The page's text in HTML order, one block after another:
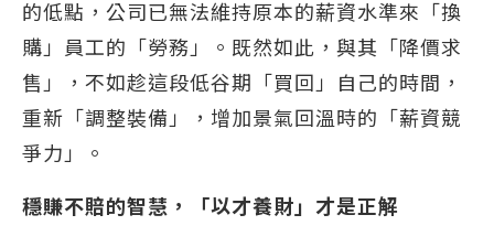
的低點，公司已無法維持原本的薪資水準來「換
購」員工的「勞務」。既然如此，與其「降價求
售」，不如趁這段低谷期「買回」自己的時間，
重新「調整裝備」，增加景氣回溫時的「薪資競
爭力」。
穩賺不賠的智慧，「以才養財」才是正解